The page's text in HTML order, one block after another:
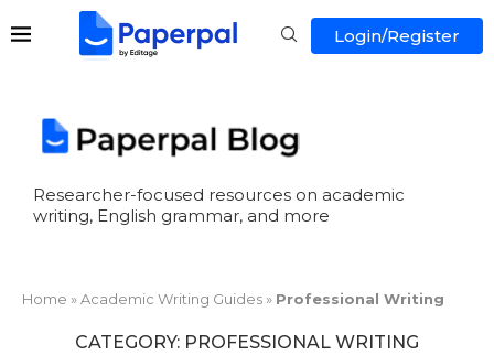
Login/Register
Researcher-focused resources on academic
writing, English grammar, and more
Home »Academic Writing Guides » Professional Writing
CATEGORY: PROFESSIONAL WRITING